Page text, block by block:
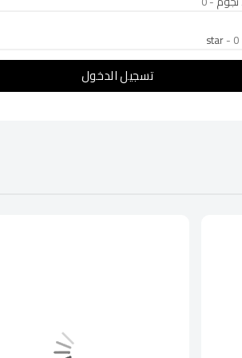
- 0
تسجيل الدخول